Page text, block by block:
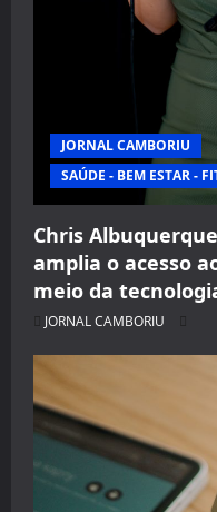
JORNAL CAMBORIU
SAÚDE - BEM ESTAR -
Chris
amplia o acesso
meio da
JORNAL CAMBORIU